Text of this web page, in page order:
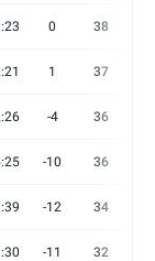
0 38
1 37
-4 36
-10 36
-12 34
-11 32